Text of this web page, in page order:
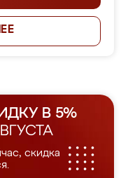
В 5%
скидка